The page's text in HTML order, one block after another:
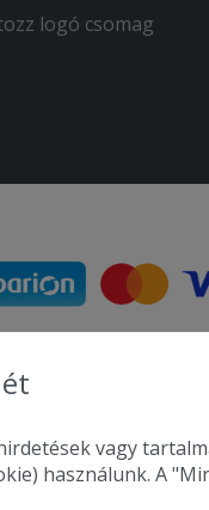
logó csomag
vagy
használunk. A